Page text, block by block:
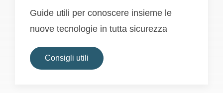
Guide utili per conoscere insieme le
nuove tecnologie in tutta sicurezza
Consigli utili